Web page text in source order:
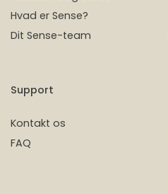
Hvad er Sense?
Dit Sense-team
Support
Kontakt os
FAQ